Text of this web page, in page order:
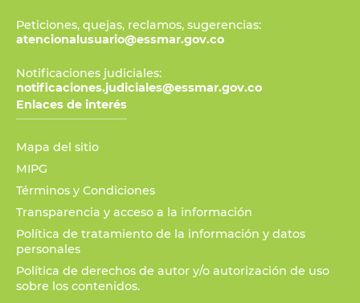
Peticiones, quejas, reclamos, sugerencias:
atencionalusuario@essmar.gov.co
Notificaciones judiciales:
notificaciones.judiciales@essmar.gov.co
Enlaces de interés
Mapa del sitio
MIPG
Términos y Condiciones
Transparencia y acceso a la información
Política de tratamiento de la información y datos
personales
Política de derechos de autor y/o autorización de uso
sobre los contenidos.